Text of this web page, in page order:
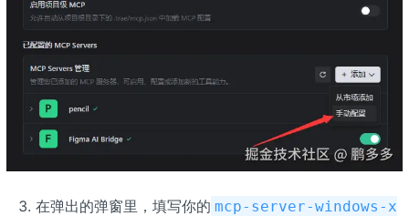
在弹出的弹窗里，填写你的 mcp-server-windows-x